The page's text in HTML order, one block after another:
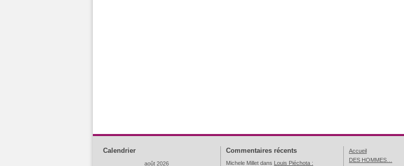
Calendrier
août 2026
Commentaires récents
Michele Millet dans Louis Piéchota :
Accueil
DES HOMMES…